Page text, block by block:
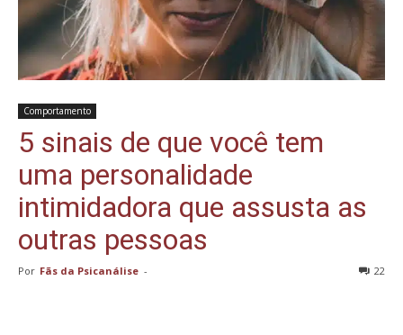
Comportamento
5 sinais de que você tem
uma personalidade
intimidadora que assusta as
outras pessoas
Por Fãs da Psicanálise - 22